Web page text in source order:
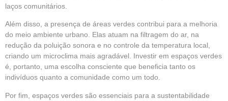
laços comunitários.
Além disso, a presença de áreas verdes contribui para a melhoria
do meio ambiente urbano. Elas atuam na filtragem do ar, na
redução da poluição sonora e no controle da temperatura local,
criando um microclima mais agradável. Investir em espaços verdes
é, portanto, uma escolha consciente que beneficia tanto os
indivíduos quanto a comunidade como um todo.
Por fim, espaços verdes são essenciais para a sustentabilidade